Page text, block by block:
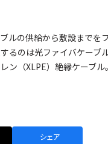
ルの供給から敷設までを
るのは光ファイバケーブ
ン（XLPE）絶縁ケーブル。
シェア